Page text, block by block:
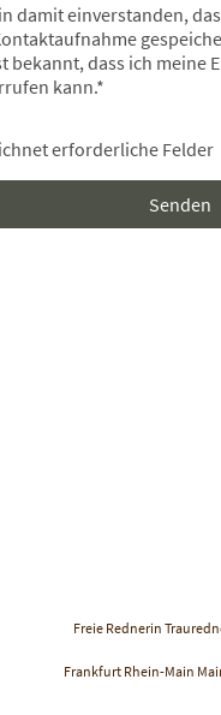
damit einverstanden,
bekannt, dass ich meine
kann.*
erforderliche Felder
Senden
Freie Rednerin
Frankfurt Rhein-Main